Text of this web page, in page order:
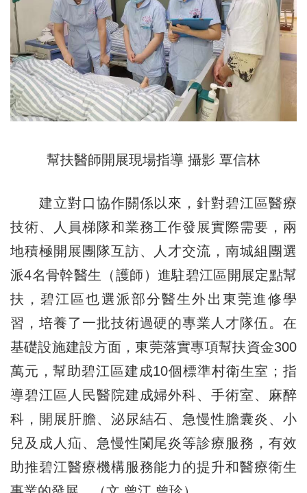
幫扶醫師開展現場指導 攝影 覃信林
建立對口協作關係以來，針對碧江區醫療
技術、人員梯隊和業務工作發展實際需要，兩
地積極開展團隊互訪、人才交流，南城組團選
派4名骨幹醫生（護師）進駐碧江區開展定點幫
扶，碧江區也選派部分醫生外出東莞進修學
習，培養了一批技術過硬的專業人才隊伍。在
基礎設施建設方面，東莞落實專項幫扶資金300
萬元，幫助碧江區建成10個標準村衛生室；指
導碧江區人民醫院建成婦外科、手術室、麻醉
科，開展肝膽、泌尿結石、急慢性膽囊炎、小
兒及成人疝、急慢性闌尾炎等診療服務，有效
助推碧江醫療機構服務能力的提升和醫療衛生